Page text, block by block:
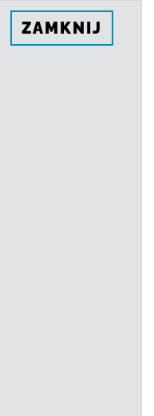
ZAMKNIJ